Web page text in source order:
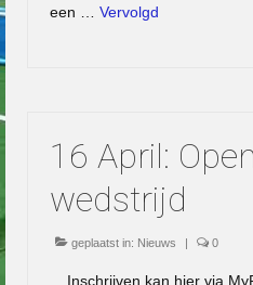
een … Vervolgd
16 April: Open
wedstrijd
geplaatst in: Nieuws | 0
Inschrijven kan hier via